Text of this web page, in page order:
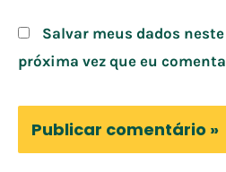
Salvar meus dados
próxima vez que eu